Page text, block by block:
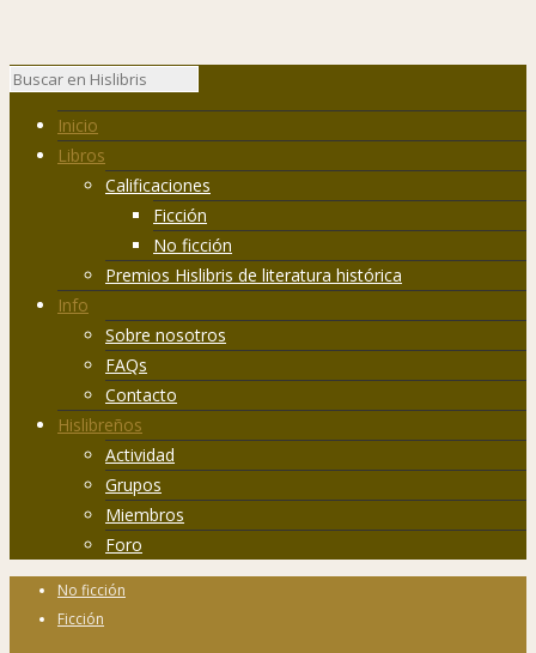
Inicio
Libros
Calificaciones
Ficción
No ficción
Premios Hislibris de literatura histórica
Info
Sobre nosotros
FAQs
Contacto
Hislibreños
Actividad
Grupos
Miembros
Foro
No ficción
Ficción